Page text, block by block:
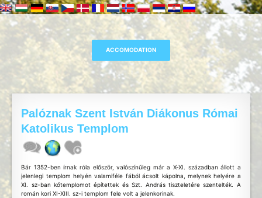
Palóznak Szent István Diákonus Római
Katolikus Templom
Bár 1352-ben írnak róla először, valószínűleg már a X-XI. században állott a
jelenlegi templom helyén valamiféle fából ácsolt kápolna, melynek helyére a
XI. sz-ban kőtemplomot építettek és Szt. András tiszteletére szentelték. A
román kori XI-XIII. sz-i templom fele volt a jelenkorinak.